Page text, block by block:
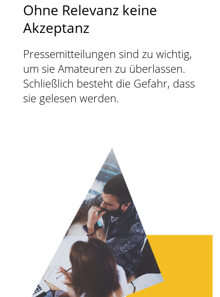
Ohne Relevanz keine
Akzeptanz
Pressemitteilungen sind zu wichtig,
um sie Amateuren zu überlassen.
Schließlich besteht die Gefahr, dass
sie gelesen werden.